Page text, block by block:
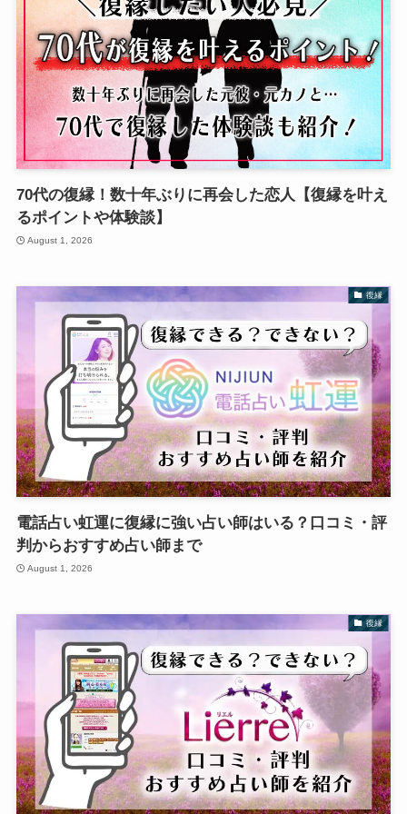
70代の復縁！数十年ぶりに再会した恋人【復縁を叶え
るポイントや体験談】
August 1, 2026
復縁
電話占い虹運に復縁に強い占い師はいる？口コミ・評
判からおすすめ占い師まで
August 1, 2026
復縁